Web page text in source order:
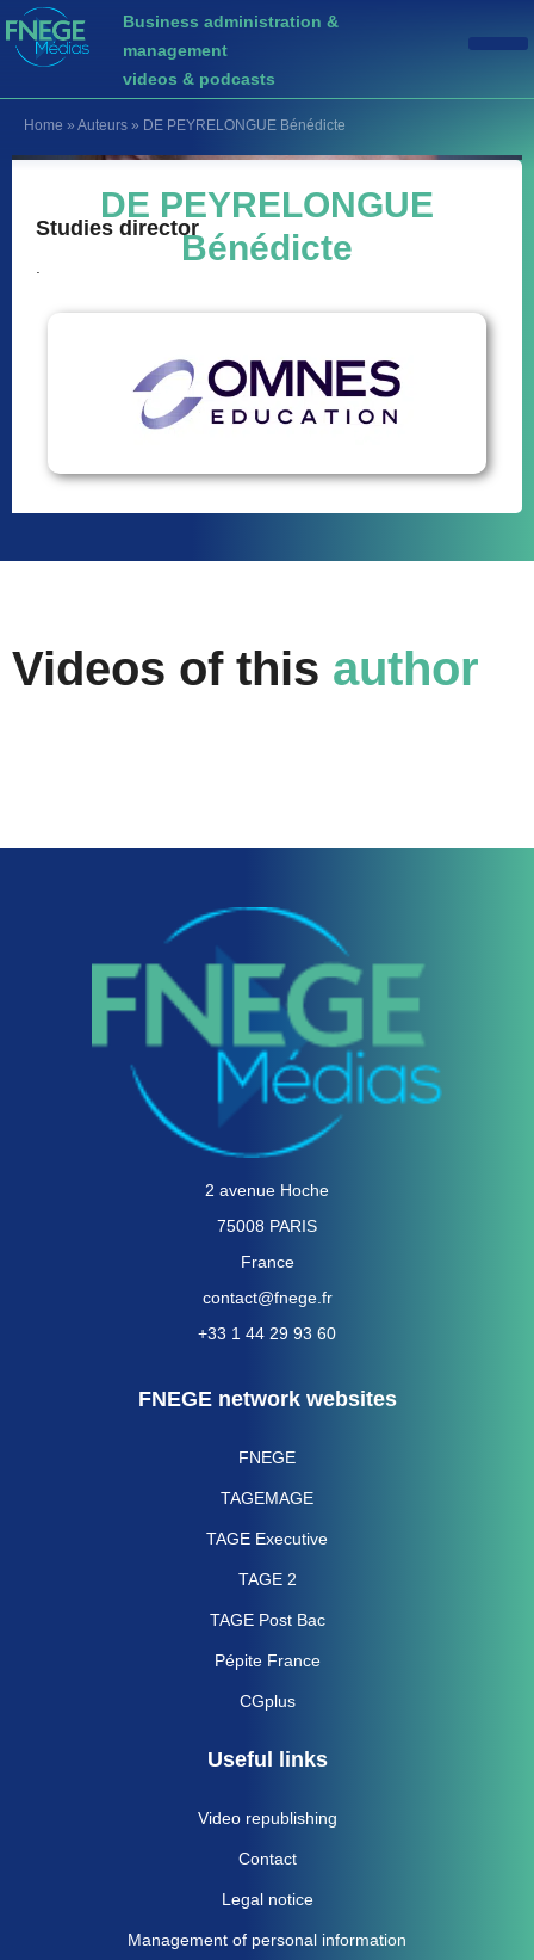
Business administration &
management
videos & podcasts
Home » Auteurs » DE PEYRELONGUE Bénédicte
DE PEYRELONGUE
Bénédicte
Studies director
Videos of this author
2 avenue Hoche
75008 PARIS
France
contact@fnege.fr
+33 1 44 29 93 60
FNEGE network websites
FNEGE
TAGEMAGE
TAGE Executive
TAGE 2
TAGE Post Bac
Pépite France
CGplus
Useful links
Video republishing
Contact
Legal notice
Management of personal information